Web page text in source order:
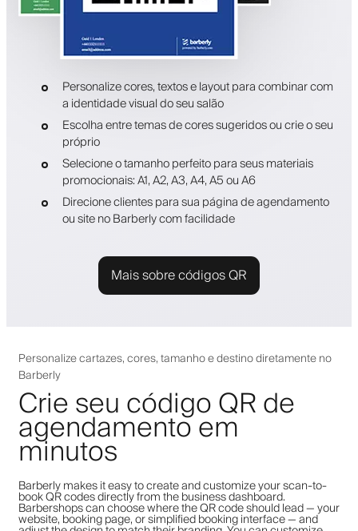
Personalize cores, textos e layout para combinar com
a identidade visual do seu salão
Escolha entre temas de cores sugeridos ou crie o seu
próprio
Selecione o tamanho perfeito para seus materiais
promocionais: A1, A2, A3, A4, A5 ou A6
Direcione clientes para sua página de agendamento
ou site no Barberly com facilidade
Mais sobre códigos QR
Personalize cartazes, cores, tamanho e destino diretamente no
Barberly
Crie seu código QR de
agendamento em
minutos
Barberly makes it easy to create and customize your scan-to-
book QR codes directly from the business dashboard.
Barbershops can choose where the QR code should lead — your
website, booking page, or simplified booking interface — and